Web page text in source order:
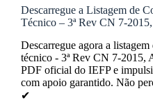
Descarregue a Listagem de
Técnico – 3ª Rev CN 7-
Descarregue agora a
técnico - 3ª Rev CN 7-2015,
PDF oficial do IEFP e
com apoio garantido. Não
✔